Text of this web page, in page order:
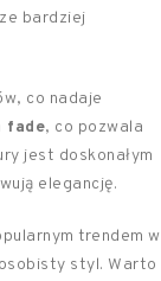
bardziej
co nadaje
fade, co pozwala
jest doskonałym
elegancję.
trendem w
styl. Warto